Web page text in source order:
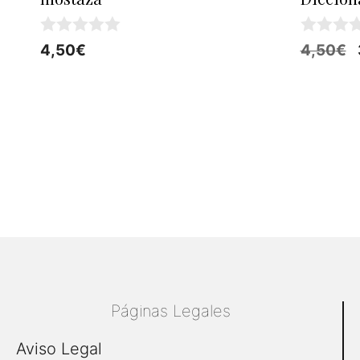
0
d
4,50€
0
d
4,50€
Páginas Legales
Aviso Legal